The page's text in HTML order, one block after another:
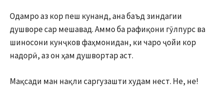
Одамро аз кор пеш кунанд, ана баъд зиндагии
душворе сар мешавад. Аммо ба рафиқони гӯлпурс ва
шиносони кунҷков фаҳмонидан, ки чаро ҷойи кор
надорӣ, аз он ҳам душвортар аст.
Мақсади ман нақли саргузашти худам нест. Не, не!